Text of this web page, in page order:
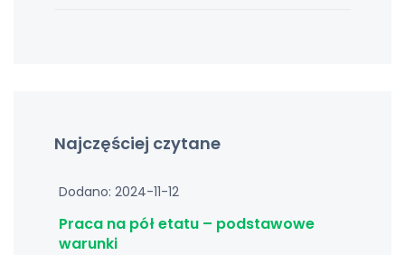
Najczęściej czytane
Dodano: 2024-11-12
Praca na pół etatu – podstawowe
warunki